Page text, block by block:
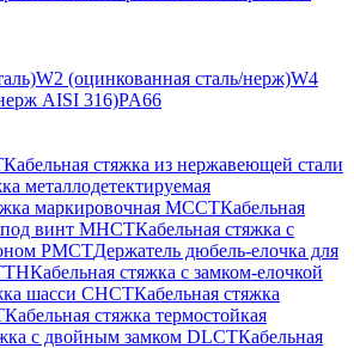
W2 (оцинкованная сталь/нерж)W4
AISI 316)PA66
Кабельная стяжка из нержавеющей стали
металлодетектируемая
маркировочная MCCTКабельная
под винт MHCTКабельная стяжка с
PMCTДержатель дюбель-елочка для
Кабельная стяжка c замком-елочкой
шасси CHCTКабельная стяжка
Кабельная стяжка термостойкая
с двойным замком DLCTКабельная